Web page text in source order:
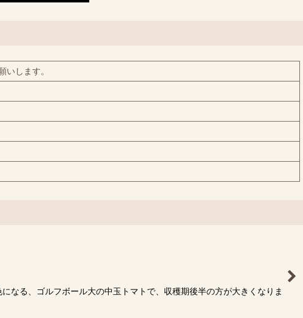
します。
なる、ゴルフボール大の中玉トマトで、収穫期後半の方が大きくなりま